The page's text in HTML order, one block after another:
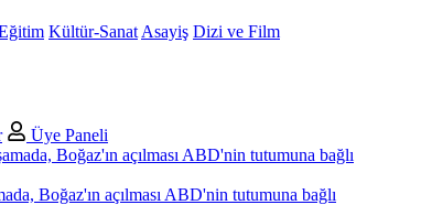
Kültür-Sanat Asayiş Dizi ve Film
Üye Paneli
Boğaz'ın açılması ABD'nin tutumuna bağlı